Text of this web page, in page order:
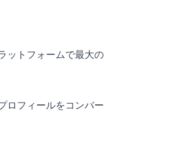
ットフォームで最大の
ロフィールをコンバー